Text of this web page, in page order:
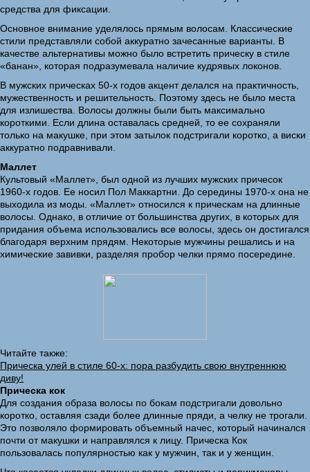
средства для фиксации.
Основное внимание уделялось прямым волосам. Классические
стили представляли собой аккуратно зачесанные варианты. В
качестве альтернативы можно было встретить прическу в стиле
«банан», которая подразумевала наличие кудрявых локонов.
В мужских прическах 50-х годов акцент делался на практичность,
мужественность и решительность. Поэтому здесь не было места
для излишества. Волосы должны были быть максимально
короткими. Если длина оставалась средней, то ее сохраняли
только на макушке, при этом затылок подстригали коротко, а виски
аккуратно подравнивали.
Маллет
Культовый «Маллет», был одной из лучших мужских причесок
1960-х годов. Ее носил Пол Маккартни. До середины 1970-х она не
выходила из моды. «Маллет» относился к прическам на длинные
волосы. Однако, в отличие от большинства других, в которых для
придания объема использовались все волосы, здесь он достигался
благодаря верхним прядям. Некоторые мужчины решались и на
химические завивки, разделяя пробор челки прямо посередине.
Читайте также:
Прическа улей в стиле 60-х: пора разбудить свою внутреннюю
диву!
Прическа кок
Для создания образа волосы по бокам подстригали довольно
коротко, оставляя сзади более длинные пряди, а челку не трогали.
Это позволяло формировать объемный начес, который начинался
почти от макушки и направлялся к лицу. Прическа Кок
пользовалась популярностью как у мужчин, так и у женщин.